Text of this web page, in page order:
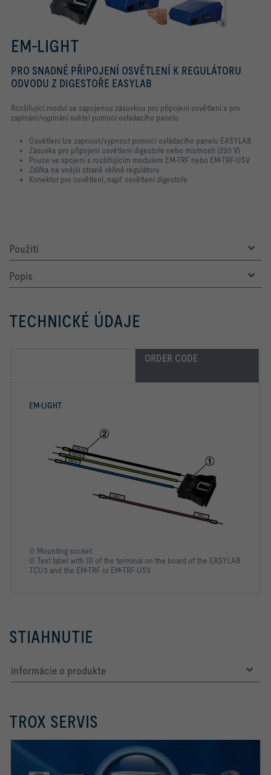
EM-LIGHT
PRO SNADNÉ PŘIPOJENÍ OSVĚTLENÍ K REGULÁTORU
ODVODU Z DIGESTOŘE EASYLAB
Rozšiřující modul se zapojenou zásuvkou pro připojení osvětlení a pro
zapínání/vypínání světel pomocí ovládacího panelu
Osvětlení lze zapnout/vypnout pomocí ovládacího panelu EASYLAB
Zásuvka pro připojení osvětlení digestoře nebo místnosti (230 V)
Pouze ve spojení s rozšiřujícím modulem EM-TRF nebo EM-TRF-USV
Zdířka na vnější straně skříně regulátoru
Konektor pro osvětlení, např. osvětlení digestoře
Použití
Popis
TECHNICKÉ ÚDAJE
ORDER CODE
EM-LIGHT
① Mounting socket
② Text label with ID of the terminal on the board of the EASYLAB
TCU3 and the EM-TRF or EM-TRF-USV
STIAHNUTIE
informácie o produkte
TROX SERVIS